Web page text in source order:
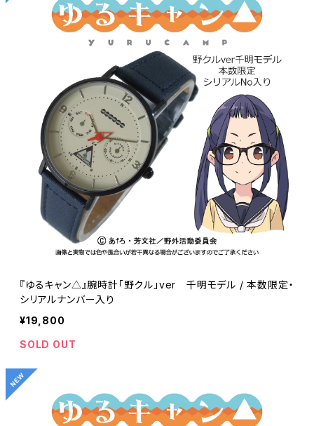
『ゆるキャン△』腕時計「野クル」ver 千明モデル / 本数限定・
シリアルナンバー入り
¥19,800
SOLD OUT